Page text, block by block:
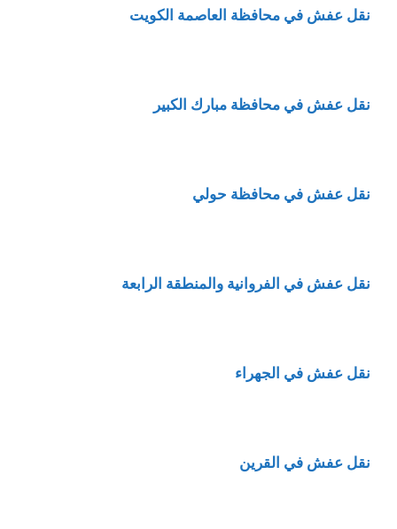
نقل عفش في محافظة العاصمة الكويت
نقل عفش في محافظة مبارك الكبير
نقل عفش في محافظة حولي
نقل عفش في الفروانية والمنطقة الرابعة
نقل عفش في الجهراء
نقل عفش في القرين